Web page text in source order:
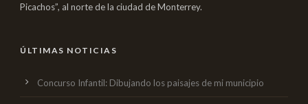
Picachos”, al norte de la ciudad de Monterrey.
ÚLTIMAS NOTICIAS
Concurso Infantil: Dibujando los paisajes de mi municipio